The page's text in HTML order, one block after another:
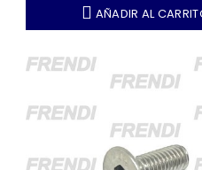
AÑADIR AL